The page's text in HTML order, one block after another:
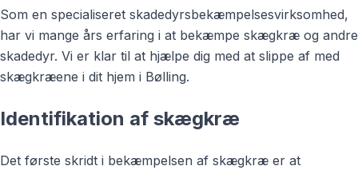
Som en specialiseret skadedyrsbekæmpelsesvirksomhed,
har vi mange års erfaring i at bekæmpe skægkræ og andre
skadedyr. Vi er klar til at hjælpe dig med at slippe af med
skægkræene i dit hjem i Bølling.
Identifikation af skægkræ
Det første skridt i bekæmpelsen af skægkræ er at